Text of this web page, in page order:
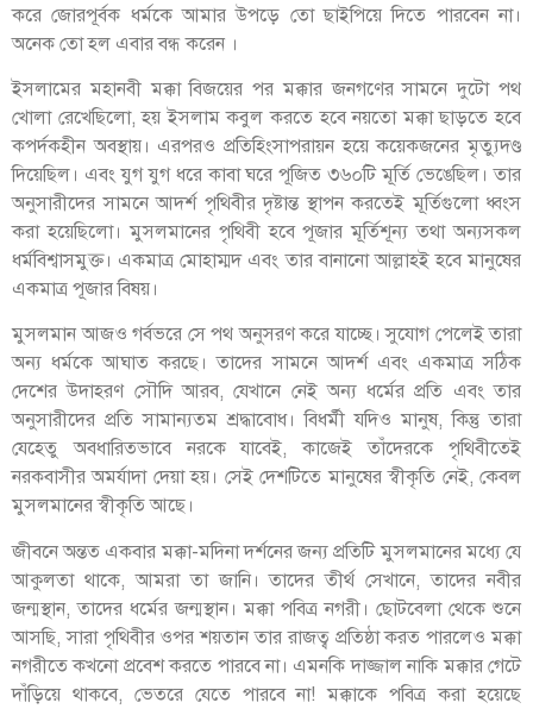
করে জোরপূর্বক ধর্মকে আমার উপড়ে তো ছাইপিয়ে দিতে পারবেন না।
অনেক তো হল এবার বন্ধ করেন ।
ইসলামের মহানবী মক্কা বিজয়ের পর মক্কার জনগণের সামনে দুটো পথ
খোলা রেখেছিলো, হয় ইসলাম কবুল করতে হবে নয়তো মক্কা ছাড়তে হবে
কপর্দকহীন অবস্থায়। এরপরও প্রতিহিংসাপরায়ন হয়ে কয়েকজনের মৃত্যুদণ্ড
দিয়েছিল। এবং যুগ যুগ ধরে কাবা ঘরে পূজিত ৩৬০টি মূর্তি ভেঙেছিল। তার
অনুসারীদের সামনে আদর্শ পৃথিবীর দৃষ্টান্ত স্থাপন করতেই মূর্তিগুলো ধ্বংস
করা হয়েছিলো। মুসলমানের পৃথিবী হবে পূজার মূর্তিশূন্য তথা অন্যসকল
ধর্মবিশ্বাসমুক্ত। একমাত্র মোহাম্মদ এবং তার বানানো আল্লাহই হবে মানুষের
একমাত্র পূজার বিষয়।
মুসলমান আজও গর্বভরে সে পথ অনুসরণ করে যাচ্ছে। সুযোগ পেলেই তারা
অন্য ধর্মকে আঘাত করছে। তাদের সামনে আদর্শ এবং একমাত্র সঠিক
দেশের উদাহরণ সৌদি আরব, যেখানে নেই অন্য ধর্মের প্রতি এবং তার
অনুসারীদের প্রতি সামান্যতম শ্রদ্ধাবোধ। বিধর্মী যদিও মানুষ, কিন্তু তারা
যেহেতু অবধারিতভাবে নরকে যাবেই, কাজেই তাঁদেরকে পৃথিবীতেই
নরকবাসীর অমর্যাদা দেয়া হয়। সেই দেশটিতে মানুষের স্বীকৃতি নেই, কেবল
মুসলমানের স্বীকৃতি আছে।
জীবনে অন্তত একবার মক্কা-মদিনা দর্শনের জন্য প্রতিটি মুসলমানের মধ্যে যে
আকুলতা থাকে, আমরা তা জানি। তাদের তীর্থ সেখানে, তাদের নবীর
জন্মস্থান, তাদের ধর্মের জন্মস্থান। মক্কা পবিত্র নগরী। ছোটবেলা থেকে শুনে
আসছি, সারা পৃথিবীর ওপর শয়তান তার রাজত্ব প্রতিষ্ঠা করত পারলেও মক্কা
নগরীতে কখনো প্রবেশ করতে পারবে না। এমনকি দাজ্জাল নাকি মক্কার গেটে
দাঁড়িয়ে থাকবে, ভেতরে যেতে পারবে না! মক্কাকে পবিত্র করা হয়েছে